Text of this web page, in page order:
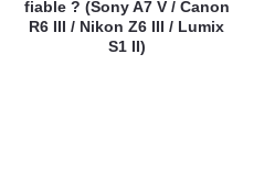
fiable ? (Sony A7 V / Canon
R6 III / Nikon Z6 III / Lumix
S1 II)